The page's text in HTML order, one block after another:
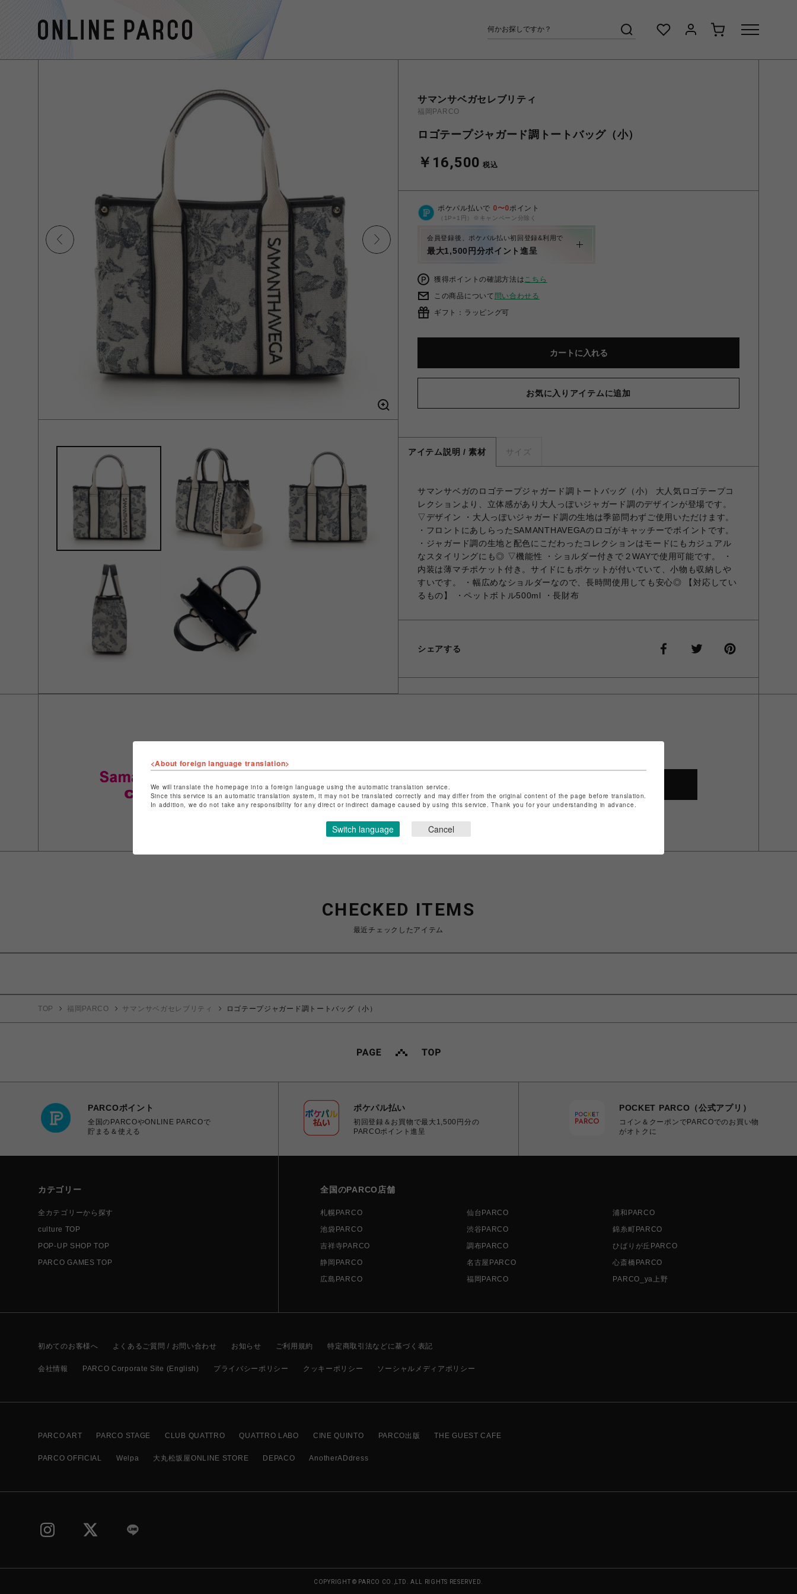
サマンサベガセレブリティ
福岡PARCO
ロゴテープジャガード調トートバッグ（小）
￥16,500 税込
ポケパル払いで 0〜0ポイント
（1P=1円）※キャンペーン分除く
会員登録後、ポケパル払い初回登録&利用で
最大1,500円分ポイント進呈
獲得ポイントの確認方法はこちら
この商品について 問い合わせる
ギフト：ラッピング可
カートに入れる
お気に入りアイテムに追加
アイテム説明 / 素材 サイズ
サマンサベガのロゴテープジャガード調トートバッグ（小） 大人気ロゴテープコ
レクションより、立体感があり大人っぽいジャガード調のデザインが登場です。
▽デザイン ・大人っぽいジャガード調の生地は季節問わずご使用いただけます。
・フロントにあしらったSAMANTHAVEGAのロゴがキャッチーでポイントです。
・ジャガード調の生地と配色にこだわったコレクションはモードにもカジュアル
なスタイリングにも◎ ▽機能性 ・ショルダー付きで２WAYで使用可能です。 ・
内装は薄マチポケット付き。サイドにもポケットが付いていて、小物も収納しや
すいです。 ・幅広めなショルダーなので、長時間使用しても安心◎ 【対応してい
るもの】 ・ペットボトル500ml ・長財布
シェアする
店舗名
福岡PARCO
特定商取引法など法令に基づく表記はこちら
CHECKED ITEMS
最近チェックしたアイテム
TOP 福岡PARCO サマンサベガセレブリティ ロゴテープジャガード調トートバッグ（小）
PARCOポイント
全国のPARCOやONLINE PARCOで
貯まる＆使える
ポケパル払い
初回登録＆お買物で最大1,500円分の
PARCOポイント進呈
POCKET PARCO（公式アプリ）
コイン＆クーポンでPARCOでのお買い物
がオトクに
カテゴリー
全カテゴリーから探す
culture TOP
POP-UP SHOP TOP
PARCO GAMES TOP
全国のPARCO店舗
札幌PARCO 仙台PARCO
浦和PARCO
池袋PARCO
渋谷PARCO
錦糸町PARCO
吉祥寺PARCO
調布PARCO
ひばりが丘PARCO
静岡PARCO
名古屋PARCO
心斎橋PARCO
広島PARCO
福岡PARCO PARCO_ya上野
初めてのお客様へ よくあるご質問 / お問い合わせ お知らせ ご利用規約 特定商取引法などに基づく表記
会社情報 PARCO Corporate Site (English) プライバシーポリシー クッキーポリシー ソーシャルメディアポリシー
PARCO ART PARCO STAGE CLUB QUATTRO QUATTRO LABO CINE QUINTO PARCO出版 THE GUEST CAFE
PARCO OFFICIAL Welpa 大丸松坂屋ONLINE STORE DEPACO AnotherADdress
COPYRIGHT © PARCO CO.,LTD. ALL RIGHTS RESERVED.
<About foreign language translation>
We will translate the homepage into a foreign language using the automatic translation service.
Since this service is an automatic translation system, it may not be translated correctly and may differ from the original content of the page before translation.
In addition, we do not take any responsibility for any direct or indirect damage caused by using this service. Thank you for your understanding in advance.
Switch language Cancel